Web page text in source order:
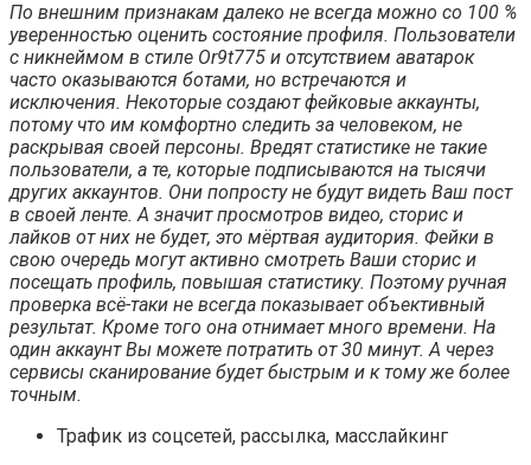
По внешним признакам далеко не всегда можно со 100 %
уверенностью оценить состояние профиля. Пользователи
с никнеймом в стиле Or9t775 и отсутствием аватарок
часто оказываются ботами, но встречаются и
исключения. Некоторые создают фейковые аккаунты,
потому что им комфортно следить за человеком, не
раскрывая своей персоны. Вредят статистике не такие
пользователи, а те, которые подписываются на тысячи
других аккаунтов. Они попросту не будут видеть Ваш пост
в своей ленте. А значит просмотров видео, сторис и
лайков от них не будет, это мёртвая аудитория. Фейки в
свою очередь могут активно смотреть Ваши сторис и
посещать профиль, повышая статистику. Поэтому ручная
проверка всё-таки не всегда показывает объективный
результат. Кроме того она отнимает много времени. На
один аккаунт Вы можете потратить от 30 минут. А через
сервисы сканирование будет быстрым и к тому же более
точным.
Трафик из соцсетей, рассылка, масслайкинг